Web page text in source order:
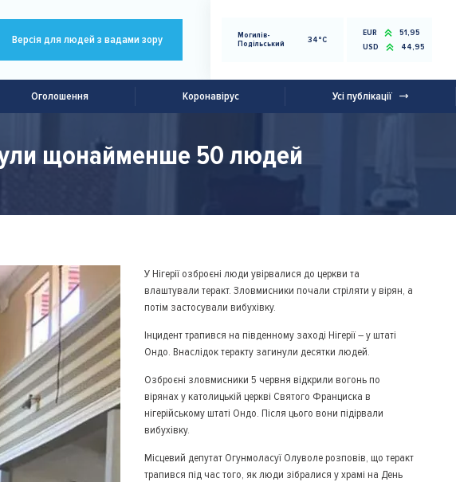
Версія для людей з вадами зору
Могилів-
Подільський
34°C
EUR
51,95
USD
44,95
Оголошення Коронавірус Усі публікації
щонайменше 50 людей
У Нігерії озброєні люди увірвалися до церкви та
влаштували теракт. Зловмисники почали стріляти у вірян, а
потім застосували вибухівку.
Інцидент трапився на південному заході Нігерії – у штаті
Ондо. Внаслідок теракту загинули десятки людей.
Озброєні зловмисники 5 червня відкрили вогонь по
вірянах у католицькій церкві Святого Франциска в
нігерійському штаті Ондо. Після цього вони підірвали
вибухівку.
Місцевий депутат Огунмоласуї Олуволе розповів, що теракт
трапився під час того, як люди зібралися у храмі на День